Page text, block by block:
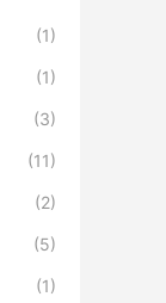
(1)
(1)
(3)
(11)
(2)
(5)
(1)